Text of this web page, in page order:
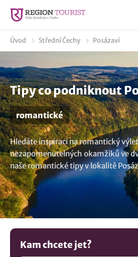
Úvod Střední Čechy Posázaví
Tipy co podniknout
romantické
Hledáte inspiraci na romantický
nezapomenutelných okamžiků ve
naše romantické tipy v lokalitě
s vaší drahou polovičkou místa, kde
romantické atmosféry. Naše
všechny zamilované páry, kteří touží
nezapomenutelné chvíle společně.
místa, kde si romantiku užijete na
Kam chcete jet?